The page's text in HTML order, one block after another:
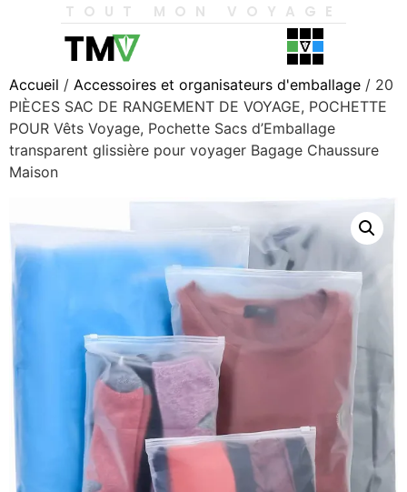
TOUT MON VOYAGE
Accueil / Accessoires et organisateurs d'emballage / 20
PIÈCES SAC DE RANGEMENT DE VOYAGE, POCHETTE
POUR Vêts Voyage, Pochette Sacs d’Emballage
transparent glissière pour voyager Bagage Chaussure
Maison